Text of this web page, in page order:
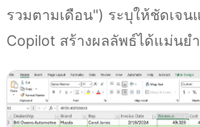
รวมตามเดือน") ระบุให้ชัดเจน
Copilot สร้างผลลัพธ์ได้แม่นยำ